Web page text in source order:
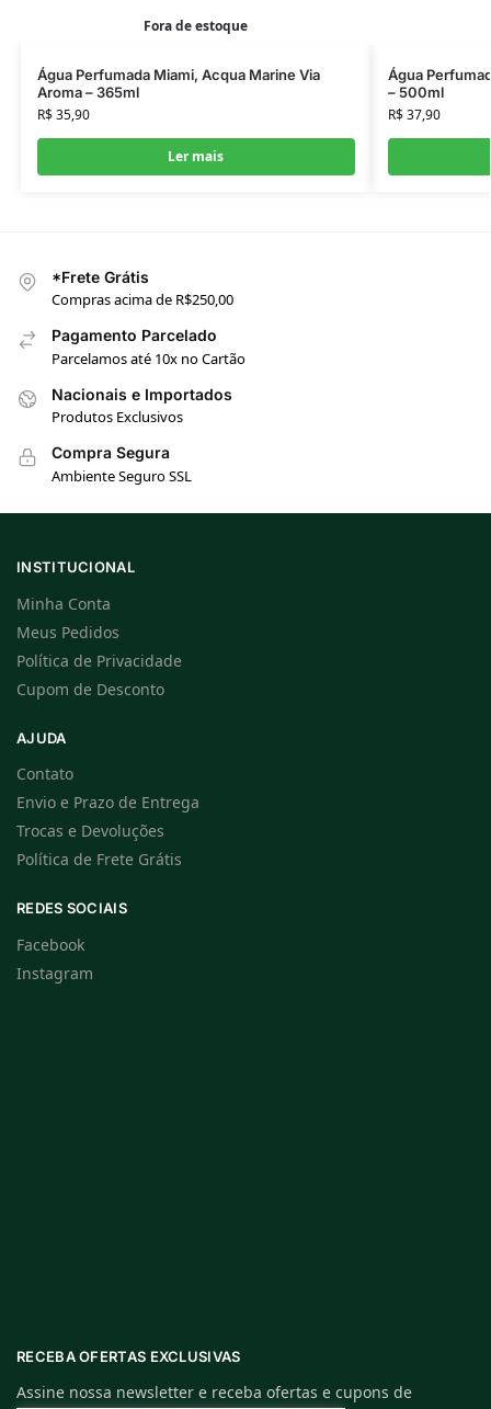
Fora de estoque
Água Perfumada Miami, Acqua Marine Via
Aroma – 365ml
R$35,90
Ler mais
Água
– 500ml
R$37,90
*Frete Grátis
Compras acima de R$250,00
Pagamento Parcelado
Parcelamos até 10x no Cartão
Nacionais e Importados
Produtos Exclusivos
Compra Segura
Ambiente Seguro SSL
INSTITUCIONAL
Minha Conta
Meus Pedidos
Política de Privacidade
Cupom de Desconto
AJUDA
Contato
Envio e Prazo de Entrega
Trocas e Devoluções
Política de Frete Grátis
REDES SOCIAIS
Facebook
Instagram
RECEBA OFERTAS EXCLUSIVAS
Assine nossa newsletter e receba ofertas e cupons de